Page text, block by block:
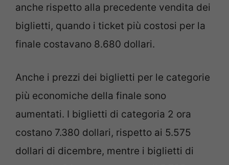
anche rispetto alla precedente vendita dei
biglietti, quando i ticket più costosi per la
finale costavano 8.680 dollari.
Anche i prezzi dei biglietti per le categorie
più economiche della finale sono
aumentati. I biglietti di categoria 2 ora
costano 7.380 dollari, rispetto ai 5.575
dollari di dicembre, mentre i biglietti di